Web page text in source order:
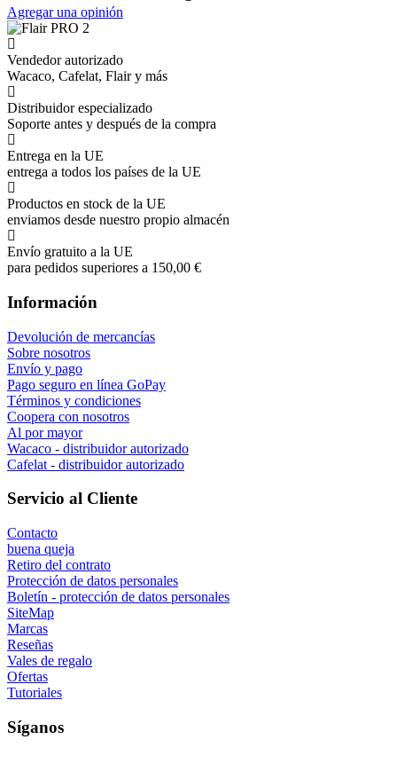
Agregar una opinión
Vendedor autorizado
Wacaco, Cafelat, Flair y más
Distribuidor especializado
Soporte antes y después de la compra
Entrega en la UE
entrega a todos los países de la UE
Productos en stock de la UE
enviamos desde nuestro propio almacén
Envío gratuito a la UE
para pedidos superiores a 150,00 €
Información
Devolución de mercancías
Sobre nosotros
Envío y pago
Pago seguro en línea GoPay
Términos y condiciones
Coopera con nosotros
Al por mayor
Wacaco - distribuidor autorizado
Cafelat - distribuidor autorizado
Servicio al Cliente
Contacto
buena queja
Retiro del contrato
Protección de datos personales
Boletín - protección de datos personales
SiteMap
Marcas
Reseñas
Vales de regalo
Ofertas
Tutoriales
Síganos